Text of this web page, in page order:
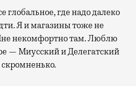
глобальное, где надо далеко
Я и магазины тоже не
некомфортно там. Люблю
— Миусский и Делегатский